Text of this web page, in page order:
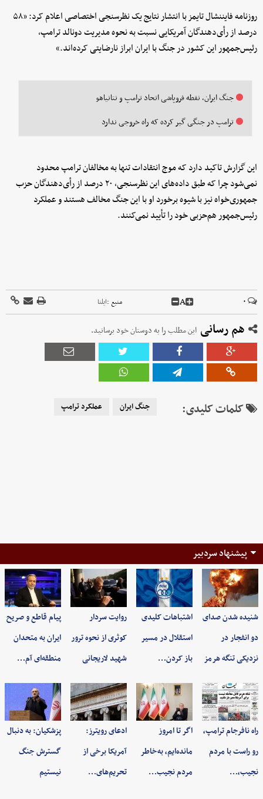
روزنامه فایننشال تایمز با انتشار نتایج یک نظرسنجی اختصاصی اعلام کرد: «۵۸
درصد از رأی‌دهندگان آمریکایی نسبت به نحوه مدیریت ‌دونالد ترامپ‌،‌
رئیس‌جمهور این کشور در جنگ با ایران ابراز نارضایتی کرده‌اند.»
جنگ ایران، نقطه فروپاشی اتحاد ترامپ و نتانیاهو
ترامپ در جنگی گیر کرده که راه خروجی ندارد
این گزارش تاکید دارد که موج انتقادات تنها به مخالفان ترامپ محدود
نمی‌شود چرا که طبق داده‌های این نظرسنجی، ۲۰ درصد از رأی‌دهندگان حزب
جمهوری‌خواه نیز با شیوه برخورد او با این جنگ مخالف هستند و عملکرد
رئیس‌جمهور هم‌حزبی خود را تأیید نمی‌کنند.
۰ A منبع :ایلنا
هم رسانی این مطلب را به دوستان خود برسانید.
کلمات کلیدی: جنگ ایران عملکرد ترامپ
پیشنهاد سردبیر
شنیده شدن صدای
دو انفجار در
نزدیکی تنگه هرمز
اشتباهات کلیدی
استقلال در مسیر
باز کردن…
روایت سردار
کوثری از نحوه ترور
شهید لاریجانی
پیام قاطع و صریح
ایران به متحدان
منطقه‌ای آم…
راه نافرجام ترامپ،
رو راست با مردم
نجیب،…
اگر تا امروز
مانده‌ایم، به‌خاطر
مردم نجیب…
ادعای رویترز:
آمریکا برخی از
تحریم‌های…
پزشکیان: به‌ دنبال
گسترش جنگ
نیستیم